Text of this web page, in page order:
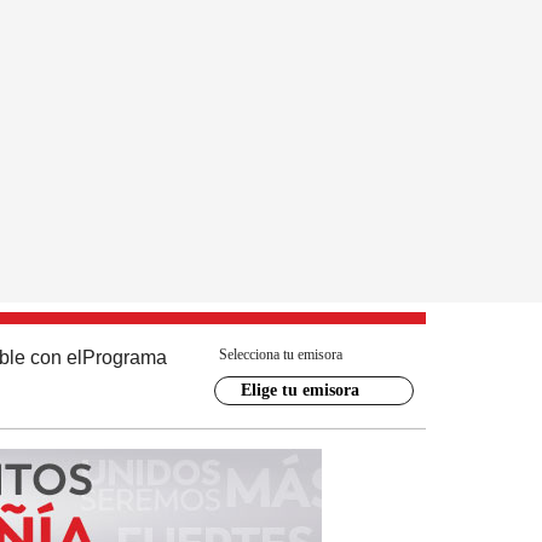
con el Programa Selecciona tu emisora
Elige tu emisora